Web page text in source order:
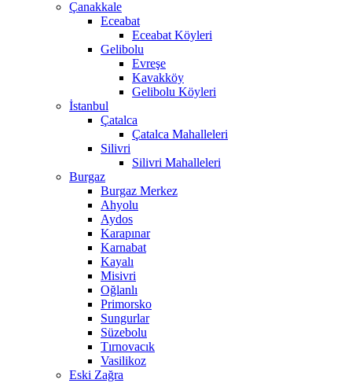
Çanakkale
Eceabat
Eceabat Köyleri
Gelibolu
Evreşe
Kavakköy
Gelibolu Köyleri
İstanbul
Çatalca
Çatalca Mahalleleri
Silivri
Silivri Mahalleleri
Burgaz
Burgaz Merkez
Ahyolu
Aydos
Karapınar
Karnabat
Kayalı
Misivri
Oğlanlı
Primorsko
Sungurlar
Süzebolu
Tırnovacık
Vasilikoz
Eski Zağra